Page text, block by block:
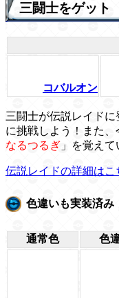
三闘士をゲット
コバルオン
三闘士が伝説レイド
に挑戦しよう！また、
なるつるぎ 」を覚えて
伝説レイドの詳細はこ
色違いも実装済み
通常色 色